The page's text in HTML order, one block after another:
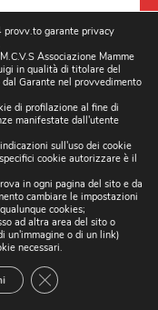
provv.to garante privacy
Associazione Mamme
in qualità di titolare del
Garante nel provvedimento
di profilazione al fine di
manifestate dall'utente
sull'uso dei cookie
cookie autorizzare è il
in ogni pagina del sito e da
cambiare le impostazioni
cookies;
ad altra area del sito o
un'immagine o di un link)
necessari.
CLOSE GDPR